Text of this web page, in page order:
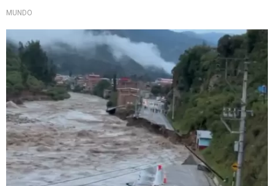
MUNDO
Lamentable